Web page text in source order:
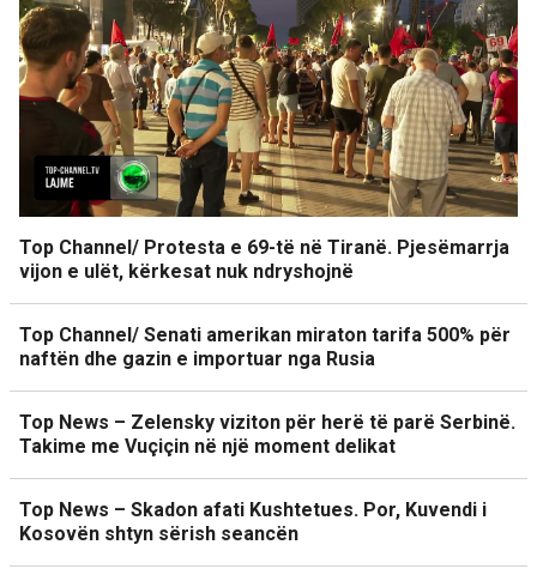
Top Channel/ Protesta e 69-të në Tiranë. Pjesëmarrja
vijon e ulët, kërkesat nuk ndryshojnë
Top Channel/ Senati amerikan miraton tarifa 500% për
naftën dhe gazin e importuar nga Rusia
Top News – Zelensky viziton për herë të parë Serbinë.
Takime me Vuçiçin në një moment delikat
Top News – Skadon afati Kushtetues. Por, Kuvendi i
Kosovën shtyn sërish seancën